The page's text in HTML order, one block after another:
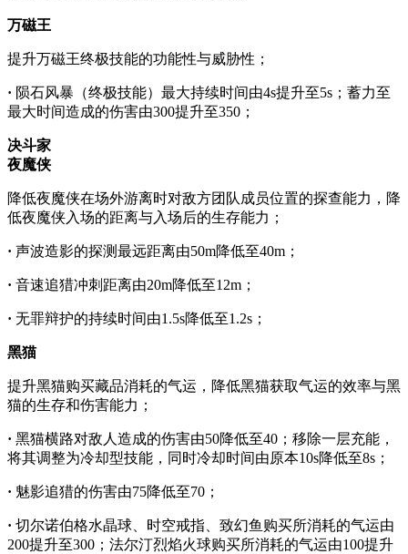
万磁王
提升万磁王终极技能的功能性与威胁性；
· 陨石风暴（终极技能）最大持续时间由4s提升至5s；蓄力至
最大时间造成的伤害由300提升至350；
决斗家
夜魔侠
降低夜魔侠在场外游离时对敌方团队成员位置的探查能力，降
低夜魔侠入场的距离与入场后的生存能力；
· 声波造影的探测最远距离由50m降低至40m；
· 音速追猎冲刺距离由20m降低至12m；
· 无罪辩护的持续时间由1.5s降低至1.2s；
黑猫
提升黑猫购买藏品消耗的气运，降低黑猫获取气运的效率与黑
猫的生存和伤害能力；
· 黑猫横路对敌人造成的伤害由50降低至40；移除一层充能，
将其调整为冷却型技能，同时冷却时间由原本10s降低至8s；
· 魅影追猎的伤害由75降低至70；
· 切尔诺伯格水晶球、时空戒指、致幻鱼购买所消耗的气运由
200提升至300；法尔汀烈焰火球购买所消耗的气运由100提升